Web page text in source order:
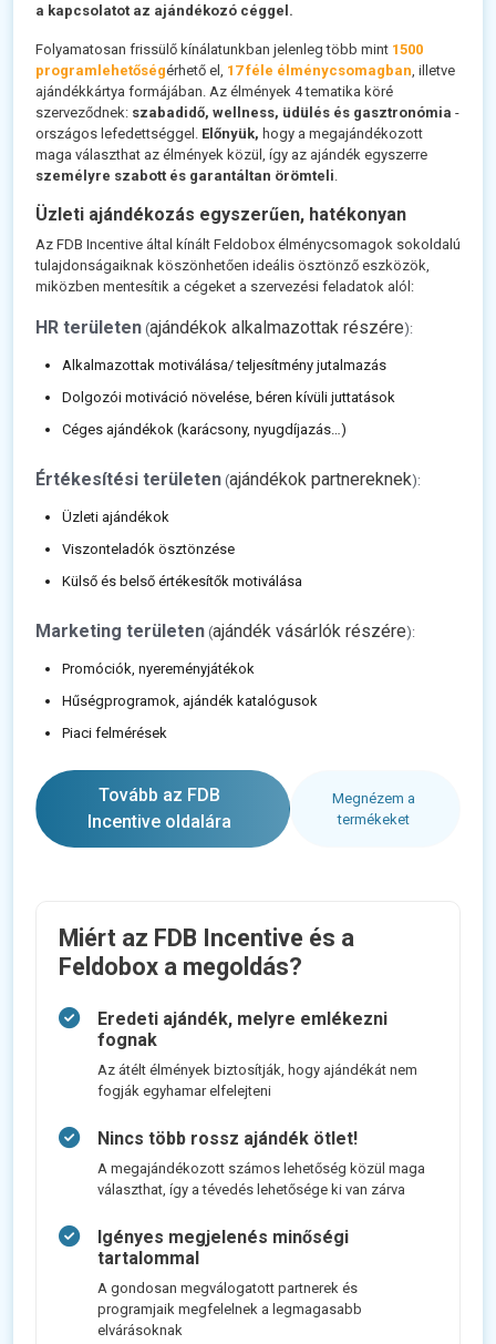
a kapcsolatot az ajándékozó céggel.
Folyamatosan frissülő kínálatunkban jelenleg több mint 1500
programlehetőségérhető el, 17 féle élménycsomagban, illetve
ajándékkártya formájában. Az élmények 4 tematika köré
szerveződnek: szabadidő, wellness, üdülés és gasztronómia -
országos lefedettséggel. Előnyük, hogy a megajándékozott
maga választhat az élmények közül, így az ajándék egyszerre
személyre szabott és garantáltan örömteli.
Üzleti ajándékozás egyszerűen, hatékonyan
Az FDB Incentive által kínált Feldobox élménycsomagok sokoldalú
tulajdonságaiknak köszönhetően ideális ösztönző eszközök,
miközben mentesítik a cégeket a szervezési feladatok alól:
HR területen (ajándékok alkalmazottak részére):
Alkalmazottak motiválása/ teljesítmény jutalmazás
Dolgozói motiváció növelése, béren kívüli juttatások
Céges ajándékok (karácsony, nyugdíjazás…)
Értékesítési területen (ajándékok partnereknek):
Üzleti ajándékok
Viszonteladók ösztönzése
Külső és belső értékesítők motiválása
Marketing területen (ajándék vásárlók részére):
Promóciók, nyereményjátékok
Hűségprogramok, ajándék katalógusok
Piaci felmérések
Tovább az FDB
Incentive oldalára
Megnézem a
termékeket
Miért az FDB Incentive és a
Feldobox a megoldás?
Eredeti ajándék, melyre emlékezni
fognak
Az átélt élmények biztosítják, hogy ajándékát nem
fogják egyhamar elfelejteni
Nincs több rossz ajándék ötlet!
A megajándékozott számos lehetőség közül maga
választhat, így a tévedés lehetősége ki van zárva
Igényes megjelenés minőségi
tartalommal
A gondosan megválogatott partnerek és
programjaik megfelelnek a legmagasabb
elvárásoknak